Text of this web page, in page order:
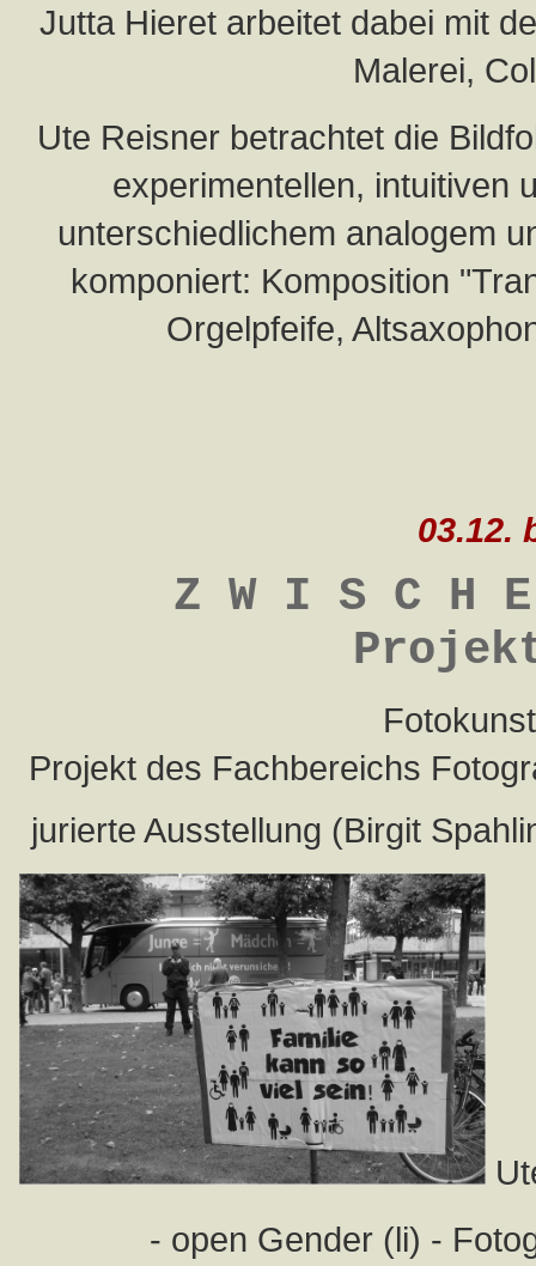
Jutta Hieret arbeitet dabei mit
Malerei,
Ute Reisner betrachtet die
experimentellen, intuitiven
unterschiedlichem analogem
komponiert: Komposition
Orgelpfeife,
03.12.
Z W I S C H
Projekt des Fachbereichs
jurierte Ausstellung (Birgit
- open Gender (li) -